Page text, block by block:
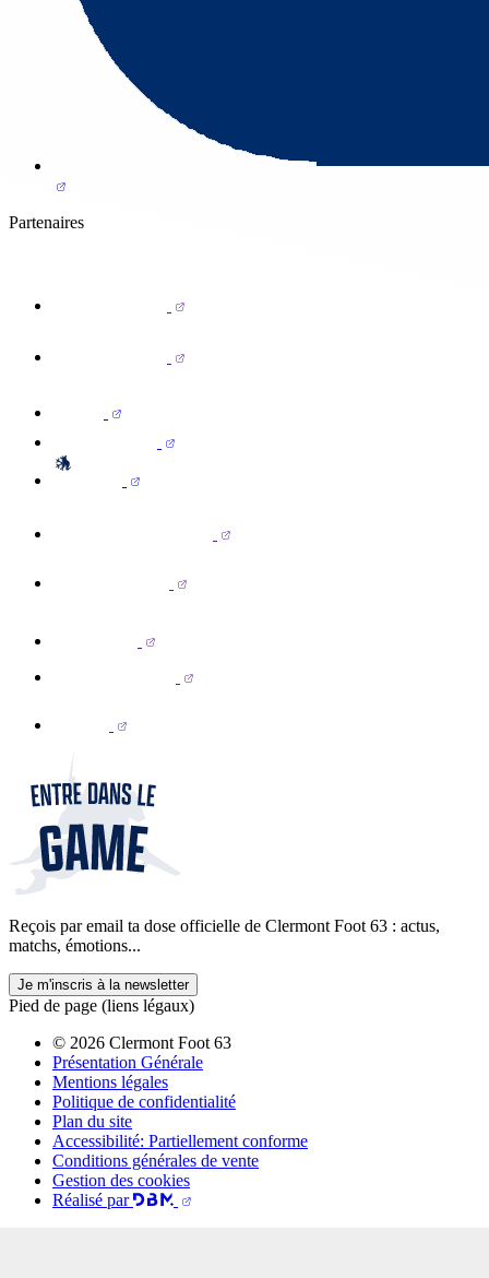
Partenaires
Reçois par email ta dose officielle de Clermont Foot 63 : actus,
matchs, émotions...
Je m'inscris à la newsletter
Pied de page (liens légaux)
© 2026 Clermont Foot 63
Présentation Générale
Mentions légales
Politique de confidentialité
Plan du site
Accessibilité: Partiellement conforme
Conditions générales de vente
Gestion des cookies
Réalisé par